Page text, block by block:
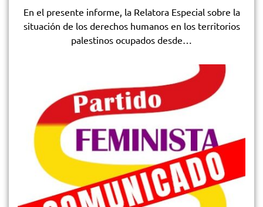
En el presente informe, la Relatora Especial sobre la
situación de los derechos humanos en los territorios
palestinos ocupados desde…